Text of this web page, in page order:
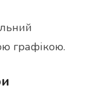
графікою.